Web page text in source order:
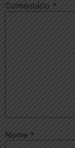
Comentário *
Nome *